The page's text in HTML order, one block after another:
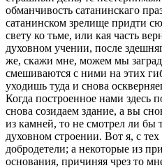
обманчивость сатанинскаго
сатанинском зрелище придти
свету ко тьме, или кая часть
духовном учении, после
же, скажи мне, можем мы
смешиваются с ними на этих
уходишь туда и снова
Когда построенное нами здесь
снова созидаем здание, а вы
из камней, то не смотрел ли бы
духовном строении. Вот я, с
добродетели; а некоторые из
основания, причиняя чрез то